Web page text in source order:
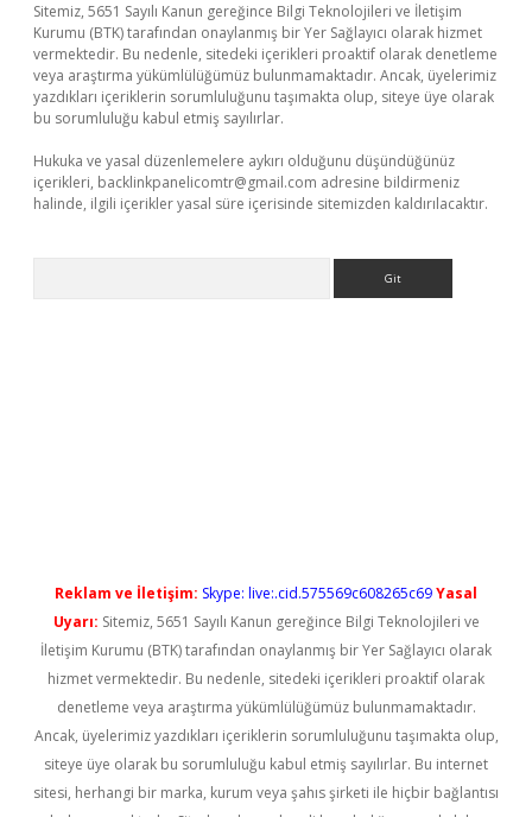
Sitemiz, 5651 Sayılı Kanun gereğince Bilgi Teknolojileri ve İletişim
Kurumu (BTK) tarafından onaylanmış bir Yer Sağlayıcı olarak hizmet
vermektedir. Bu nedenle, sitedeki içerikleri proaktif olarak denetleme
veya araştırma yükümlülüğümüz bulunmamaktadır. Ancak, üyelerimiz
yazdıkları içeriklerin sorumluluğunu taşımakta olup, siteye üye olarak
bu sorumluluğu kabul etmiş sayılırlar.
Hukuka ve yasal düzenlemelere aykırı olduğunu düşündüğünüz
içerikleri, backlinkpanelicomtr@gmail.com adresine bildirmeniz
halinde, ilgili içerikler yasal süre içerisinde sitemizden kaldırılacaktır.
Reklam ve İletişim: Skype: live:.cid.575569c608265c69Yasal
Uyarı: Sitemiz, 5651 Sayılı Kanun gereğince Bilgi Teknolojileri ve
İletişim Kurumu (BTK) tarafından onaylanmış bir Yer Sağlayıcı olarak
hizmet vermektedir. Bu nedenle, sitedeki içerikleri proaktif olarak
denetleme veya araştırma yükümlülüğümüz bulunmamaktadır.
Ancak, üyelerimiz yazdıkları içeriklerin sorumluluğunu taşımakta olup,
siteye üye olarak bu sorumluluğu kabul etmiş sayılırlar. Bu internet
sitesi, herhangi bir marka, kurum veya şahıs şirketi ile hiçbir bağlantısı